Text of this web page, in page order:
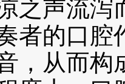
之声流泻
者的口腔
，从而构